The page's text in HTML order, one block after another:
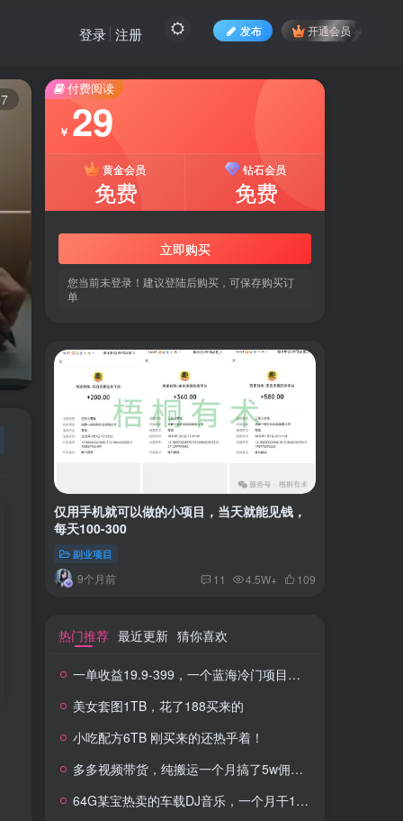
发布 开通会员
登录 注册
7
付费阅读
￥ 29
黄金会员
免费
钻石会员
免费
立即购买
您当前未登录！建议登陆后购买，可保存购买订
单
仅用手机就可以做的小项目，当天就能见钱，
每天100-300
副业项目
9个月前 11 4.5W+ 109
热门推荐 最近更新 猜你喜欢
一单收益19.9-399，一个蓝海冷门项目，在小红书上卖人事虚拟资料
美女套图1TB，花了188买来的
小吃配方6TB 刚买来的还热乎着！
多多视频带货，纯搬运一个月搞了5w佣金，小白也能操作
64G某宝热卖的车载DJ音乐，一个月干100W+利润